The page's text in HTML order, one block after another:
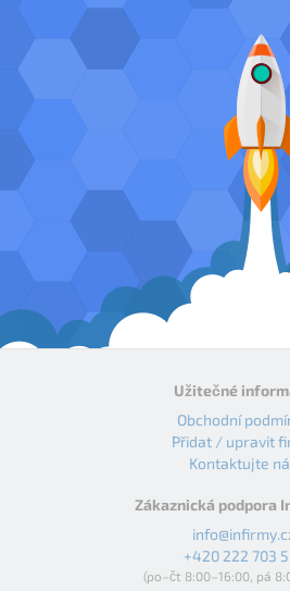
Užitečné
Obchodní
Přidat / upravit
Kontaktujte
Zákaznická podpora
+420 222 703
(po–čt 8:00–16:00, pá